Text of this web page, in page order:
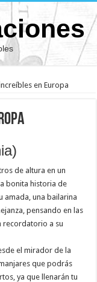
en Europa
de altura en un
bonita historia de
amada, una bailarina
pensando en las
recordatorio a su
el mirador de la
que podrás
ya que llenarán tu